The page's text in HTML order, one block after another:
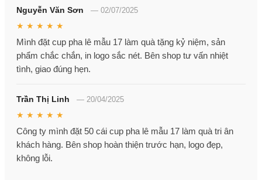
Nguyễn Văn Sơn — 02/07/2025
★ ★ ★ ★ ★
Mình đặt cup pha lê mẫu 17 làm quà tặng kỷ niệm, sản
phẩm chắc chắn, in logo sắc nét. Bên shop tư vấn nhiệt
tình, giao đúng hẹn.
Trần Thị Linh — 20/04/2025
★ ★ ★ ★ ★
Công ty mình đặt 50 cái cup pha lê mẫu 17 làm quà tri ân
khách hàng. Bên shop hoàn thiện trước hạn, logo đẹp,
không lỗi.